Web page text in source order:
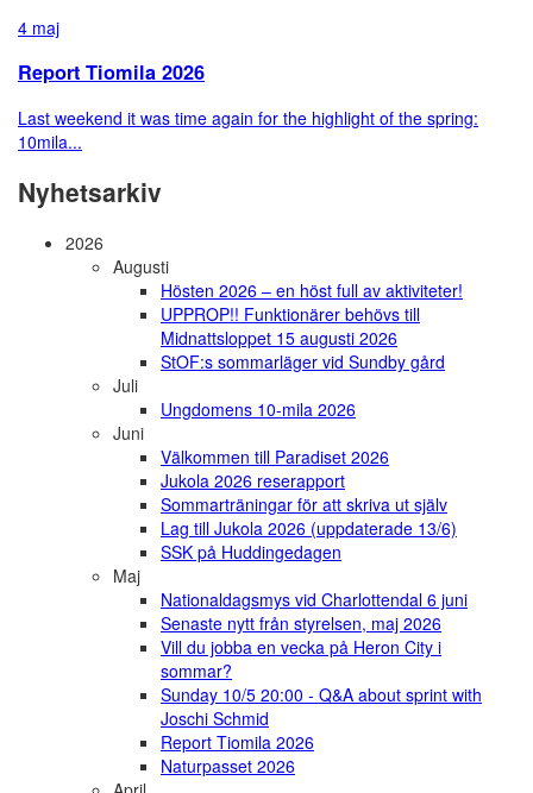
4 maj
Report Tiomila 2026
Last weekend it was time again for the highlight of the spring:
10mila...
Nyhetsarkiv
2026
Augusti
Hösten 2026 – en höst full av aktiviteter!
UPPROP!! Funktionärer behövs till
Midnattsloppet 15 augusti 2026
StOF:s sommarläger vid Sundby gård
Juli
Ungdomens 10-mila 2026
Juni
Välkommen till Paradiset 2026
Jukola 2026 reserapport
Sommarträningar för att skriva ut själv
Lag till Jukola 2026 (uppdaterade 13/6)
SSK på Huddingedagen
Maj
Nationaldagsmys vid Charlottendal 6 juni
Senaste nytt från styrelsen, maj 2026
Vill du jobba en vecka på Heron City i
sommar?
Sunday 10/5 20:00 - Q&A about sprint with
Joschi Schmid
Report Tiomila 2026
Naturpasset 2026